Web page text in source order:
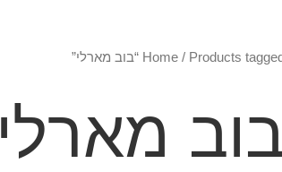
Home / Products tagged “בוב מארלי”
בוב מארלי